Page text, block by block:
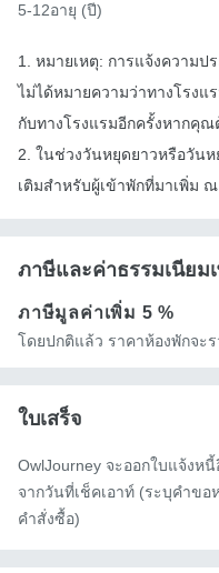
5-12อายุ (ปี)
1. หมายเหตุ: การแจ้งความป
ไม่ได้หมายความว่าทางโรงแ
กับทางโรงแรมอีกครั้งหากคุณ
2. ในช่วงวันหยุดยาวหรือวัน
เติมสำหรับผู้เข้าพักที่มาเพิ่ม
ภาษีและค่าธรรมเนียม
ภาษีมูลค่าเพิ่ม 5 %
โดยปกติแล้ว ราคาห้องพักจะ
ใบเสร็จ
OwlJourney จะออกใบแจ้งห
จากวันที่เช็คเอาท์ (ระบุคำข
คำสั่งซื้อ)